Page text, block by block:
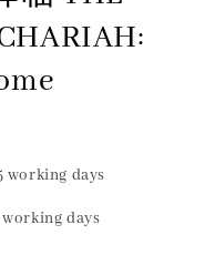
working days
days